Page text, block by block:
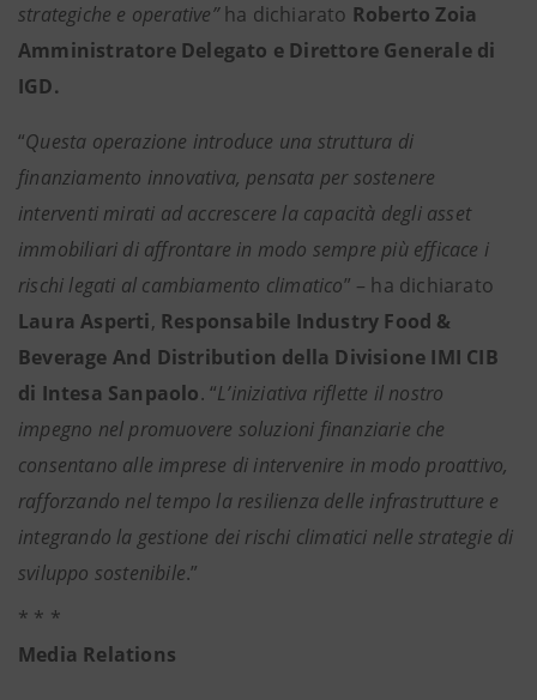
strategiche e operative”ha dichiarato Roberto Zoia
Amministratore Delegato e Direttore Generale di
IGD.
“Questa operazione introduce una struttura di
finanziamento innovativa, pensata per sostenere
interventi mirati ad accrescere la capacità degli asset
immobiliari di affrontare in modo sempre più efficace i
rischi legati al cambiamento climatico” – ha dichiarato
Laura Asperti, Responsabile Industry Food &
Beverage And Distribution della Divisione IMI CIB
di Intesa Sanpaolo. “L’iniziativa riflette il nostro
impegno nel promuovere soluzioni finanziarie che
consentano alle imprese di intervenire in modo proattivo,
rafforzando nel tempo la resilienza delle infrastrutture e
integrando la gestione dei rischi climatici nelle strategie di
sviluppo sostenibile.”
* * *
Media Relations